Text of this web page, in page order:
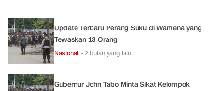
Update Terbaru Perang Suku di Wamena yang
Tewaskan 13 Orang
Nasional • 2 bulan yang lalu
Gubernur John Tabo Minta Sikat Kelompok